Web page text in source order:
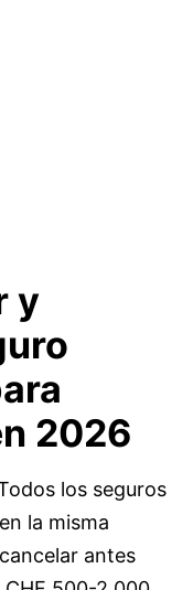
y
2026
los seguros
la misma
antes